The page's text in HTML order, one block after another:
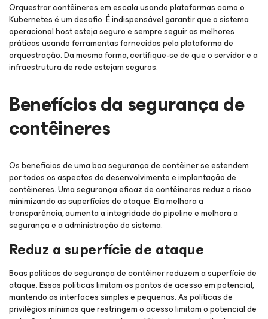
Orquestrar contêineres em escala usando plataformas como o
Kubernetes é um desafio. É indispensável garantir que o sistema
operacional host esteja seguro e sempre seguir as melhores
práticas usando ferramentas fornecidas pela plataforma de
orquestração. Da mesma forma, certifique-se de que o servidor e a
infraestrutura de rede estejam seguros.
Benefícios da segurança de
contêineres
Os benefícios de uma boa segurança de contêiner se estendem
por todos os aspectos do desenvolvimento e implantação de
contêineres. Uma segurança eficaz de contêineres reduz o risco
minimizando as superfícies de ataque. Ela melhora a
transparência, aumenta a integridade do pipeline e melhora a
segurança e a administração do sistema.
Reduz a superfície de ataque
Boas políticas de segurança de contêiner reduzem a superfície de
ataque. Essas políticas limitam os pontos de acesso em potencial,
mantendo as interfaces simples e pequenas. As políticas de
privilégios mínimos que restringem o acesso limitam o potencial de